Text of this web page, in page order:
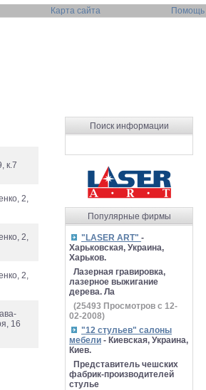
Карта сайта Помощь
к.7
2,
2,
2,
16
Поиск информации
Популярные фирмы
"LASER ART" -
Харьковская, Украина,
Харьков.
Лазерная гравировка,
лазерное выжигание
дерева. Ла
(25493 Просмотров с 12-
02-2008)
"12 стульев" салоны
мебели - Киевская, Украина,
Киев.
Представитель чешских
фабрик-производителей
стулье